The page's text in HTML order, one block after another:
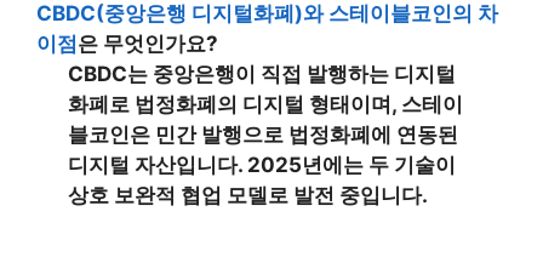
CBDC(중앙은행 디지털화폐)와 스테이블코인의 차
이점은 무엇인가요?
CBDC는 중앙은행이 직접 발행하는 디지털
화폐로 법정화폐의 디지털 형태이며, 스테이
블코인은 민간 발행으로 법정화폐에 연동된
디지털 자산입니다. 2025년에는 두 기술이
상호 보완적 협업 모델로 발전 중입니다.